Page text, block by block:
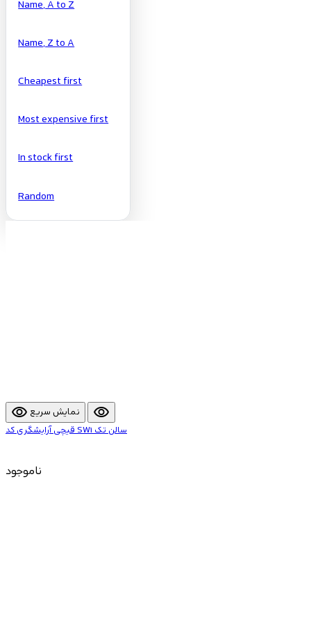
Name, A to Z
Name, Z to A
Cheapest first
Most expensive first
In stock first
Random
visibility نمایش سریع visibility
قیچی آرایشگری کد SW1 سالن تک
ناموجود